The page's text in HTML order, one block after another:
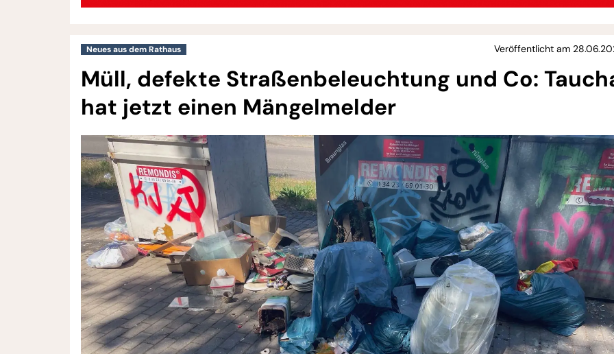
Neues aus dem Rathaus Veröffentlicht am
Müll, defekte Straßenbeleuchtung und Co:
hat jetzt einen Mängelmelder